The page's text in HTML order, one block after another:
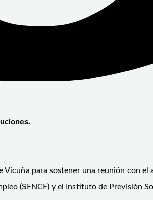
Vicuña para sostener una reunión con
(SENCE) y el Instituto de Previsión